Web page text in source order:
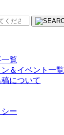
覧
＆イベント一覧
について
ー